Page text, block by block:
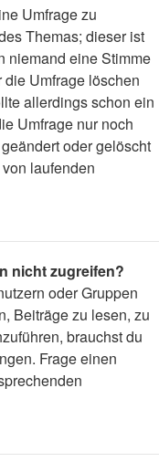
Umfrage zu
Themas; dieser ist
niemand eine Stimme
Umfrage löschen
allerdings schon ein
Umfrage nur noch
oder gelöscht
laufenden
nicht zugreifen?
oder Gruppen
Beiträge zu lesen, zu
brauchst du
Frage einen